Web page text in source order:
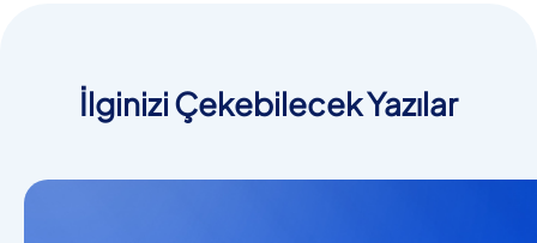
İlginizi Çekebilecek Yazılar